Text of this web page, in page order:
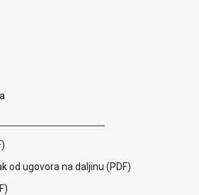
od ugovora na daljinu (PDF)